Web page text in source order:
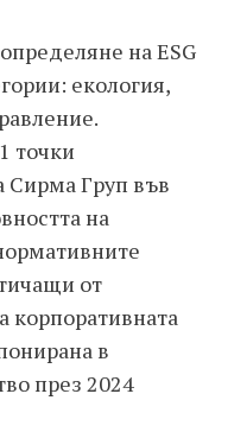
на ESG
екология,
точки
Сирма Груп във
на
от
корпоративната
в
през 2024